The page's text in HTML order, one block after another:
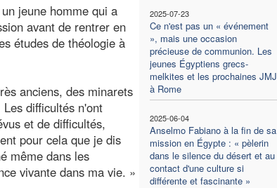
2025-07-23
Ce n'est pas un « événement
», mais une occasion
précieuse de communion. Les
jeunes Égyptiens grecs-
melkites et les prochaines JMJ
à Rome
2025-06-04
Anselmo Fabiano à la fin de sa
mission en Égypte : « pèlerin
dans le silence du désert et au
contact d'une culture si
différente et fascinante »
jeune homme qui a
avant de rentrer en
études de théologie à
anciens, des minarets
difficultés n'ont
et de difficultés,
pour cela que je dis
même dans les
vivante dans ma vie. »